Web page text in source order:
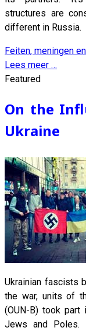
structures are
different in Russia.
Feiten, meningen
Lees meer …
Featured
On the
Ukraine
Ukrainian fascists
the war, units of
(OUN-B) took part
Jews and